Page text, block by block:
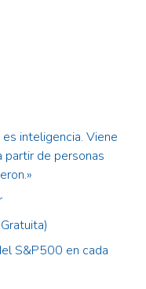
es inteligencia. Viene
partir de personas
S&P500 en cada